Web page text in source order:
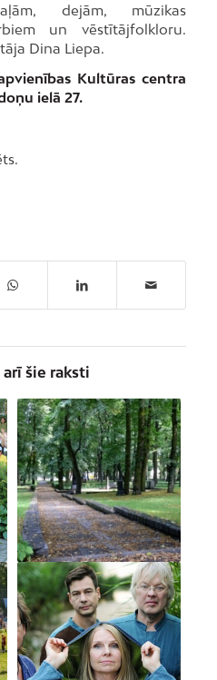
dejām, mūzikas
un vēstītājfolkloru.
Dina Liepa.
Kultūras centra
ielā 27.
šie raksti